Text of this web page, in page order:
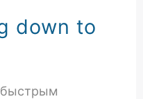
down to